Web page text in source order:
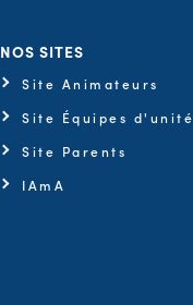
NOS SITES
Site Animateurs
Site Équipes d'unité
Site Parents
IAmA